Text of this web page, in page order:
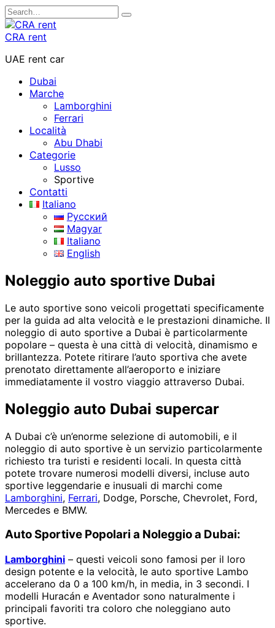
Skip
to
content
Search
for:
CRA rent
UAE rent car
Dubai
Marche
Lamborghini
Ferrari
Località
Abu Dhabi
Categorie
Lusso
Sportive
Contatti
Italiano
Русский
Magyar
Italiano
English
Noleggio auto sportive Dubai
Le auto sportive sono veicoli progettati specificamente
per la guida ad alta velocità e le prestazioni dinamiche. Il
noleggio di auto sportive a Dubai è particolarmente
popolare – questa è una città di velocità, dinamismo e
brillantezza. Potete ritirare l’auto sportiva che avete
prenotato direttamente all’aeroporto e iniziare
immediatamente il vostro viaggio attraverso Dubai.
Noleggio auto Dubai supercar
A Dubai c’è un’enorme selezione di automobili, e il
noleggio di auto sportive è un servizio particolarmente
richiesto tra turisti e residenti locali. In questa città
potete trovare numerosi modelli diversi, incluse auto
sportive leggendarie e inusuali di marchi come
Lamborghini, Ferrari, Dodge, Porsche, Chevrolet, Ford,
Mercedes e BMW.
Auto Sportive Popolari a Noleggio a Dubai:
Lamborghini – questi veicoli sono famosi per il loro
design potente e la velocità, le auto sportive Lambo
accelerano da 0 a 100 km/h, in media, in 3 secondi. I
modelli Huracán e Aventador sono naturalmente i
principali favoriti tra coloro che noleggiano auto
sportive.